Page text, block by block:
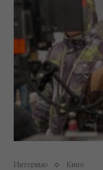
Интервью Кино